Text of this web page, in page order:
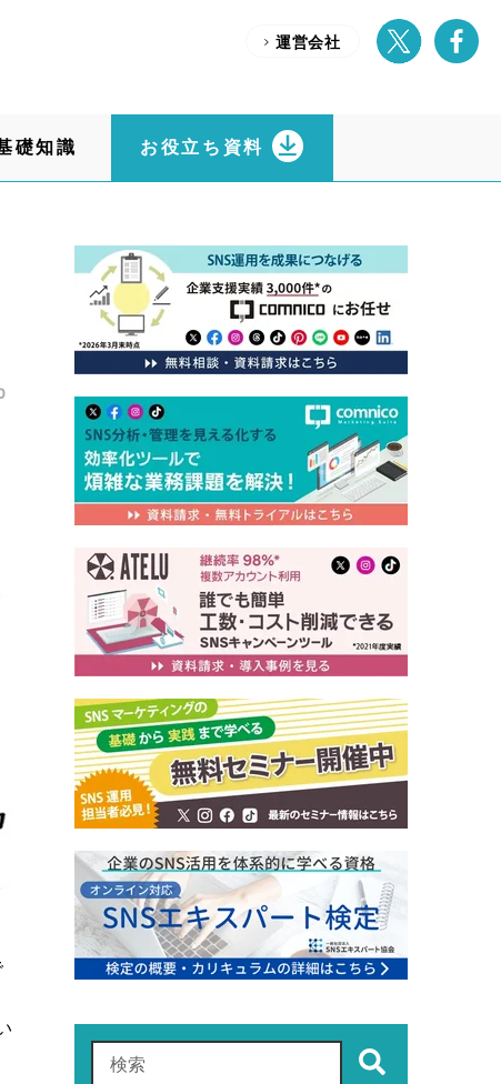
礎知識 お役立ち資料
運営会社
これは、自動候補機能付きの検索フィールドです。